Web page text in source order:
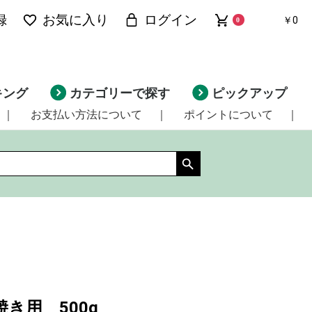
お気に入り ログイン 0 ￥0
グ カテゴリーで探す ピックアップ
｜ お支払い方法について ｜ ポイントについて ｜
き用 500g